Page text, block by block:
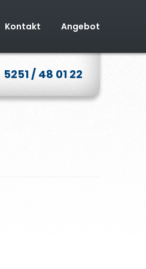
Kontakt Angebot
5251 / 48 01 22